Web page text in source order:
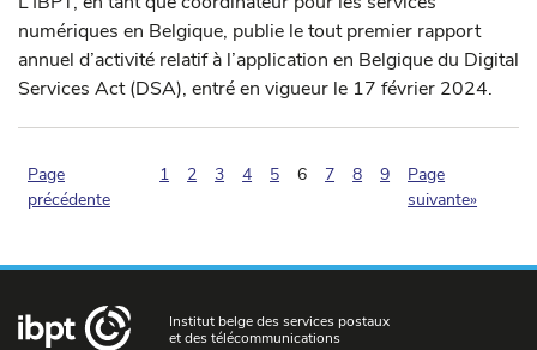
numériques en Belgique, publie le tout premier rapport
annuel d’activité relatif à l’application en Belgique du Digital
Services Act (DSA), entré en vigueur le 17 février 2024.
Page
précédente
1 2 3 4 5 6(pagination.current)
7 8 9
Page
suivante»
Institut belge des services postaux
et des télécommunications